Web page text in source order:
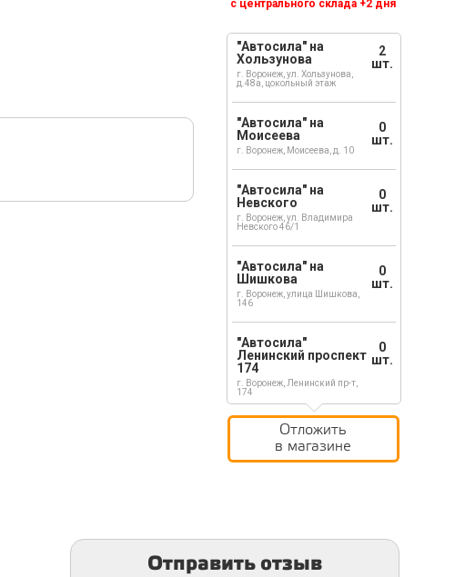
с центрального склада +2 дня
"Автосила" на
Хользунова
г. Воронеж, ул. Хользунова,
д.48а, цокольный этаж
2
шт.
"Автосила" на
Моисеева
г. Воронеж, Моисеева, д. 10
0
шт.
"Автосила" на
Невского
г. Воронеж, ул. Владимира
Невского 46/1
0
шт.
"Автосила" на
Шишкова
г. Воронеж, улица Шишкова,
146
0
шт.
"Автосила"
Ленинский проспект
174
г. Воронеж, Ленинский пр-т,
174
0
шт.
Отложить
в магазине
Отправить отзыв